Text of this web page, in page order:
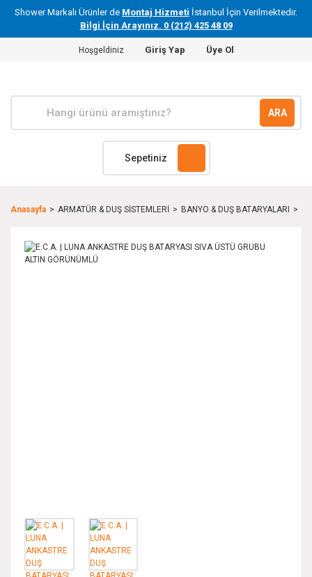
Shower Markalı Ürünler de Montaj Hizmeti İstanbul İçin Verilmektedir.
Bilgi İçin Arayınız. 0 (212) 425 48 09
Hoşgeldiniz Giriş Yap Üye Ol
ARA
Sepetiniz
Anasayfa ARMATÜR & DUŞ SİSTEMLERİ BANYO & DUŞ BATARYALARI